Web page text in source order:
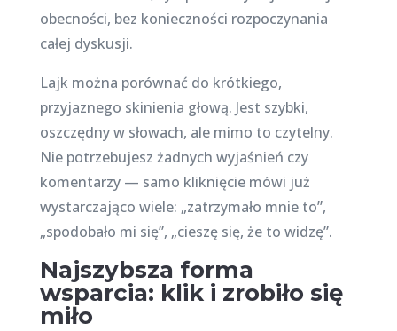
obecności, bez konieczności rozpoczynania
całej dyskusji.
Lajk można porównać do krótkiego,
przyjaznego skinienia głową. Jest szybki,
oszczędny w słowach, ale mimo to czytelny.
Nie potrzebujesz żadnych wyjaśnień czy
komentarzy — samo kliknięcie mówi już
wystarczająco wiele: „zatrzymało mnie to”,
„spodobało mi się”, „cieszę się, że to widzę”.
Najszybsza forma
wsparcia: klik i zrobiło się
miło